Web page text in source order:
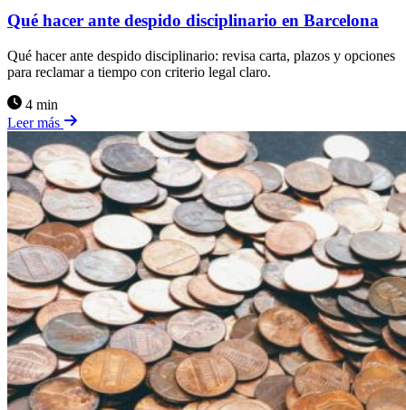
Qué hacer ante despido disciplinario en Barcelona
Qué hacer ante despido disciplinario: revisa carta, plazos y opciones
para reclamar a tiempo con criterio legal claro.
4 min
Leer más